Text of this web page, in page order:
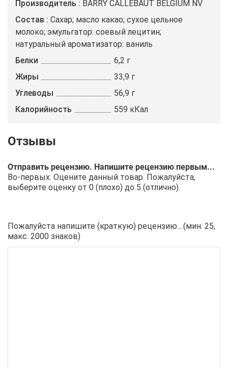
Производитель
BARRY CALLEBAUT BELGIUM NV
Состав
Сахар; масло какао; сухое цельное
молоко; эмульгатор: соевый лецитин;
натуральный ароматизатор: ваниль
Белки
6,2 г
Жиры
33,9 г
Углеводы
56,9 г
Калорийность
559 кКал
Отправить рецензию. Напишите рецензию первым...
Во-первых: Оцените данный товар. Пожалуйста,
выберите оценку от 0 (плохо) до 5 (отлично).
Пожалуйста напишите (краткую) рецензию....(мин. 25,
макс. 2000 знаков)